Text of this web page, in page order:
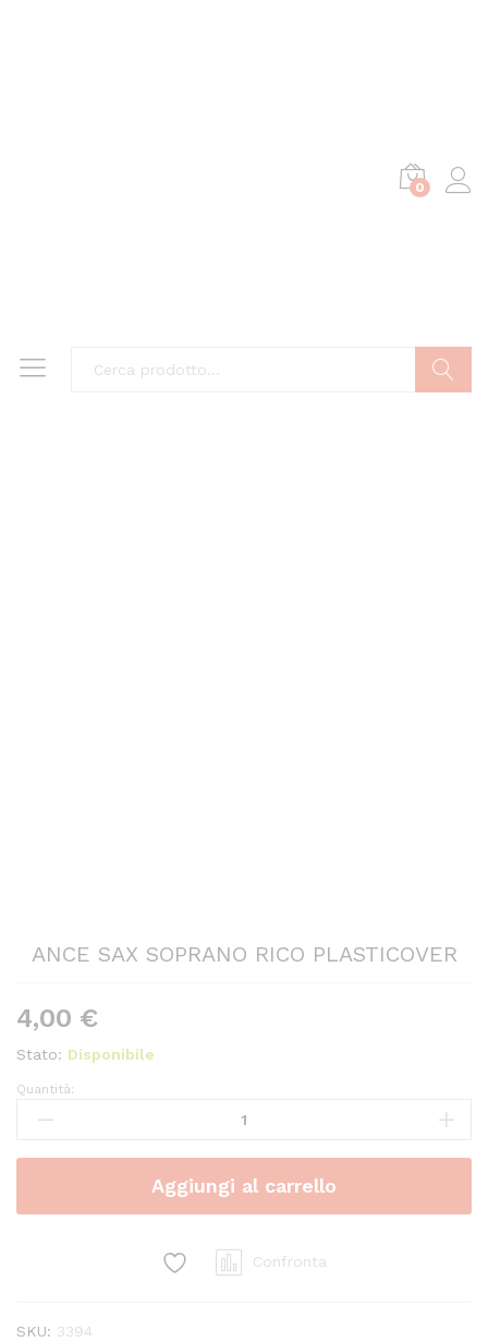
0
ANCE SAX SOPRANO RICO PLASTICOVER
4,00 €
Stato: Disponibile
ANCE
SAX
RICO
quantity
Quantità:
Aggiungi al carrello
Confronta
SKU: 3394